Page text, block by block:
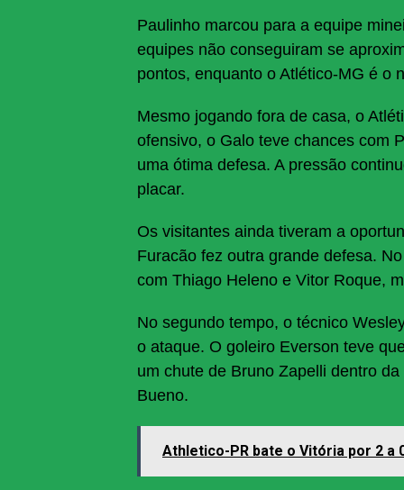
Paulinho marcou para a equipe
equipes não conseguiram se
pontos, enquanto o Atlético-MG é o
Mesmo jogando fora de casa, o
ofensivo, o Galo teve chances com
uma ótima defesa. A pressão
placar.
Os visitantes ainda tiveram a
Furacão fez outra grande defesa.
com Thiago Heleno e Vitor Roque,
No segundo tempo, o técnico
o ataque. O goleiro Everson teve
um chute de Bruno Zapelli dentro
Bueno.
Athletico-PR bate o Vitória por 2 a